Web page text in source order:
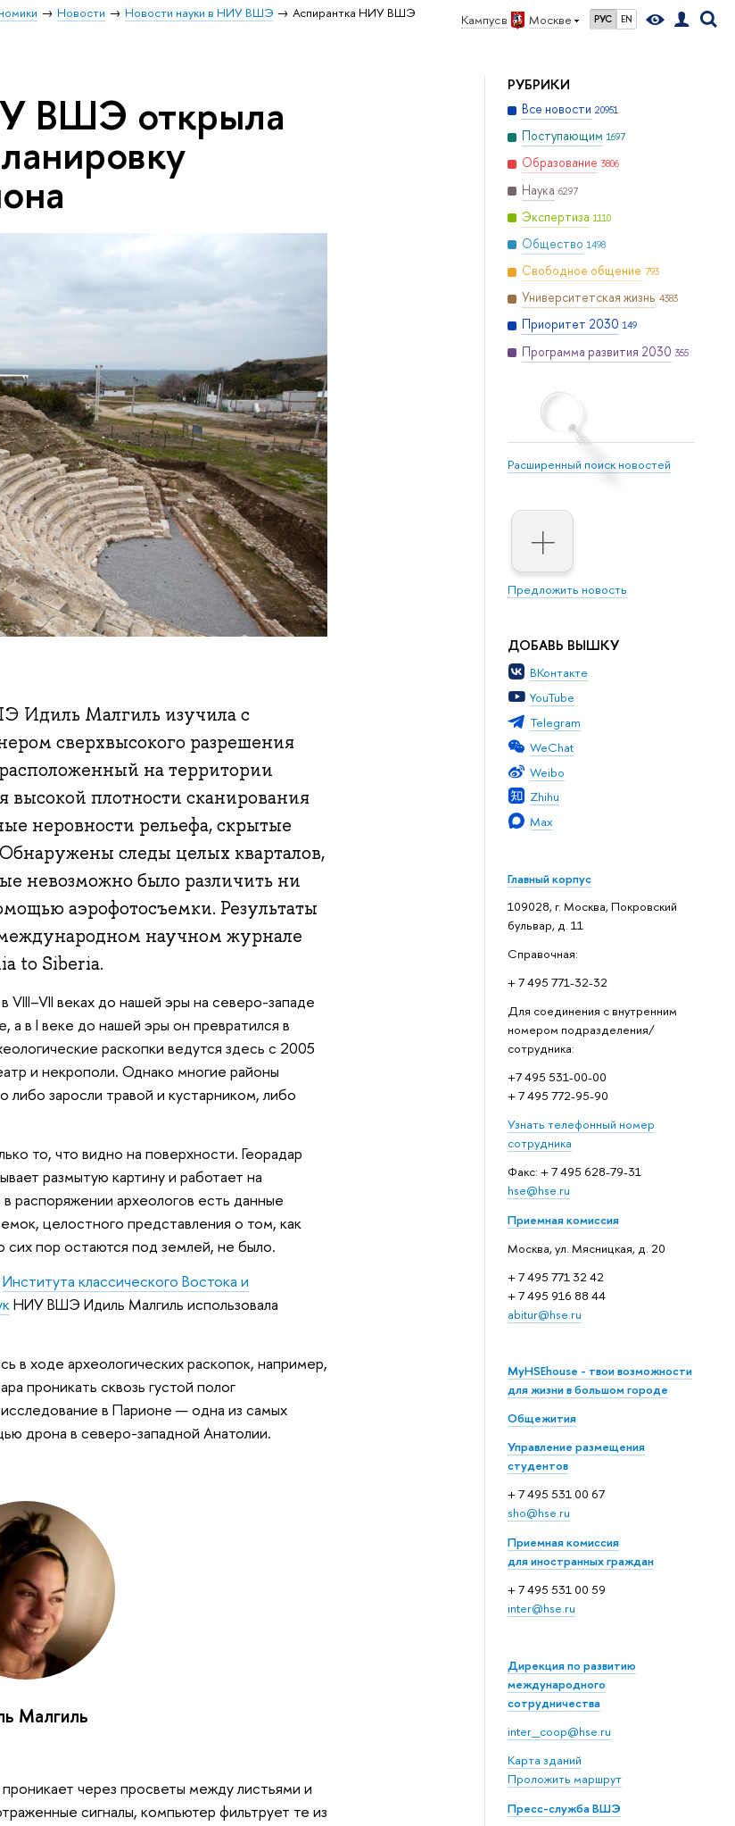
Кампус в Москве РУС EN
Новости Новости науки в НИУ ВШЭ
Аспирантка НИУ ВШЭ
РУБРИКИ
Все новости 20951
Поступающим 1697
Образование 3806
Наука 6297
Экспертиза 1110
Общество 1498
Свободное общение 793
Университетская жизнь 4383
Приоритет 2030 149
Программа развития 2030 355
Расширенный поиск новостей
Предложить новость
ДОБАВЬ ВЫШКУ
ВКонтакте
YouTube
Telegram
WeChat
Weibo
Zhihu
Max
Главный корпус
109028, г. Москва, Покровский
бульвар, д. 11
Справочная:
+ 7 495 771-32-32
Для соединения с внутренним
номером подразделения/
сотрудника:
+7 495 531-00-00
+ 7 495 772-95-90
Узнать телефонный номер
сотрудника
Факс: + 7 495 628-79-31
hse@hse.ru
Приемная комиссия
Москва, ул. Мясницкая, д. 20
+ 7 495 771 32 42
+ 7 495 916 88 44
abitur@hse.ru
MyHSEhouse - твои возможности
для жизни в большом городе
Общежития
Управление размещения
студентов
+ 7 495 531 00 67
sho@hse.ru
Приемная комиссия
для иностранных граждан
+ 7 495 531 00 59
inter@hse.ru
Дирекция по развитию
международного
сотрудничества
inter_coop@hse.ru
Карта зданий
Проложить маршрут
Пресс-служба ВШЭ
ВШЭ открыла
Идиль Малгиль изучила с
сверхвысокого разрешения
на территории
плотности сканирования
неровности рельефа, скрытые
следы целых кварталов,
невозможно было различить ни
аэрофотосъемки. Результаты
научном журнале
to Siberia.
веках до нашей эры на северо-западе
а в I веке до нашей эры он превратился в
раскопки ведутся здесь с 2005
и некрополи. Однако многие районы
либо заросли травой и кустарником, либо
то, что видно на поверхности. Георадар
размытую картину и работает на
распоряжении археологов есть данные
целостного представления о том, как
сих пор остаются под землей, не было.
Института классического Востока и
НИУ ВШЭ Идиль Малгиль использовала
в ходе археологических раскопок, например,
проникать сквозь густой полог
в Парионе — одна из самых
дрона в северо-западной Анатолии.
Малгиль
через просветы между листьями и
сигналы, компьютер фильтрует те из